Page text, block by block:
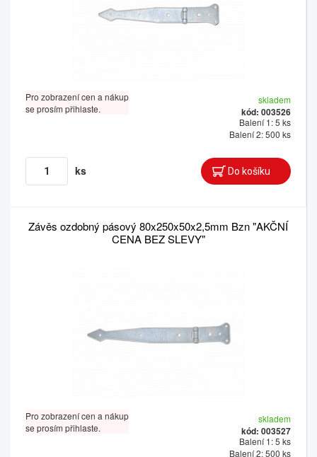
Pro zobrazení cen a nákup
se prosím přihlaste.
skladem
kód: 003526
Balení 1: 5 ks
Balení 2: 500 ks
ks
Závěs ozdobný pásový 80x250x50x2,5mm Bzn "AKČNÍ
CENA BEZ SLEVY"
Pro zobrazení cen a nákup
se prosím přihlaste.
skladem
kód: 003527
Balení 1: 5 ks
Balení 2: 500 ks